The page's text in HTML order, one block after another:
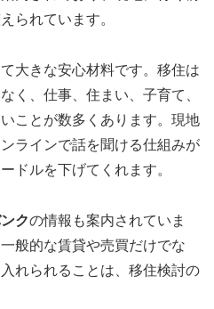
られています。
大きな安心材料です。移住は
く、仕事、住まい、子育て、
ことが数多くあります。現地
ラインで話を聞ける仕組みが
ドルを下げてくれます。
クの情報も案内されていま
般的な賃貸や売買だけでな
れられることは、移住検討の